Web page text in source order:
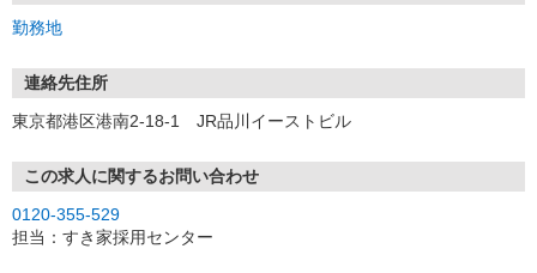
勤務地
連絡先住所
東京都港区港南2-18-1 JR品川イーストビル
この求人に関するお問い合わせ
0120-355-529
担当：すき家採用センター